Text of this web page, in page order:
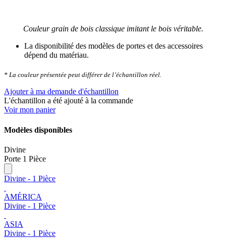
Couleur grain de bois classique imitant le bois véritable.
La disponibilité des modèles de portes et des accessoires
dépend du matériau.
* La couleur présentée peut différer de l’échantillon réel.
Ajouter à ma demande d'échantillon
L'échantillon a été ajouté à la commande
Voir mon panier
Modèles disponibles
Divine
Porte 1 Pièce
Divine - 1 Pièce
AMÉRICA
Divine - 1 Pièce
ASIA
Divine - 1 Pièce